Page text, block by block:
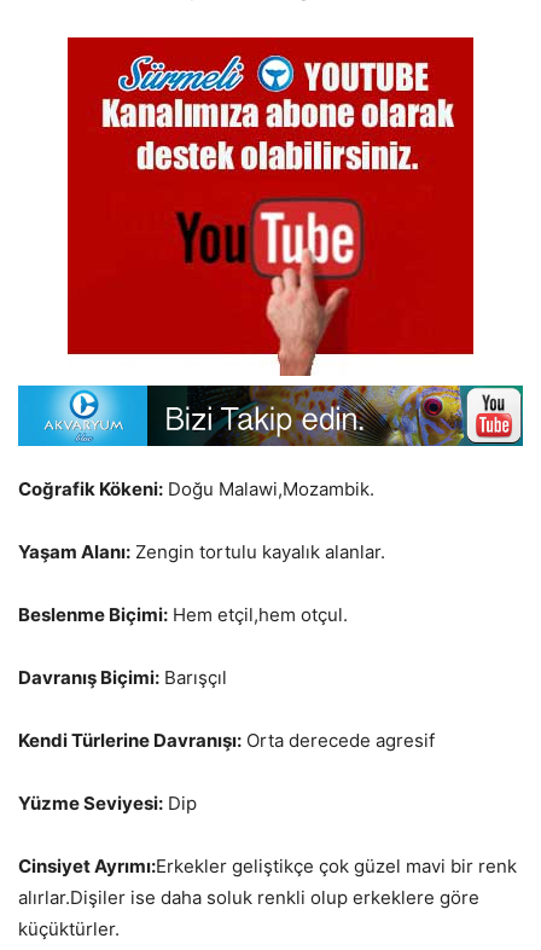
Coğrafik Kökeni: Doğu Malawi,Mozambik.
Yaşam Alanı: Zengin tortulu kayalık alanlar.
Beslenme Biçimi: Hem etçil,hem otçul.
Davranış Biçimi: Barışçıl
Kendi Türlerine Davranışı: Orta derecede agresif
Yüzme Seviyesi: Dip
Cinsiyet Ayrımı:Erkekler geliştikçe çok güzel mavi bir renk
alırlar.Dişiler ise daha soluk renkli olup erkeklere göre
küçüktürler.